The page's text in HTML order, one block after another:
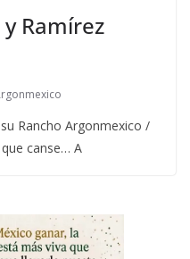
Ramírez
Rancho Argonmexico /
canse… A